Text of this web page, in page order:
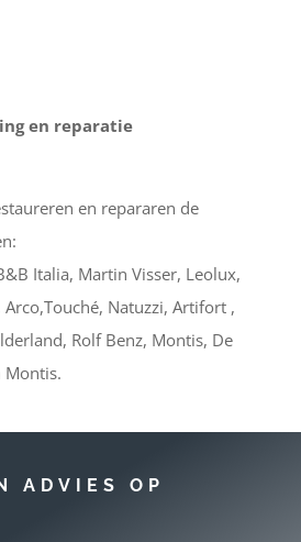
en reparatie
en repararen de
Italia, Martin Visser, Leolux,
Natuzzi, Artifort ,
Rolf Benz, Montis, De
Montis.
ADVIES OP